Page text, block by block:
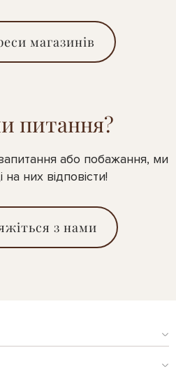
магазинів
питання?
або побажання, ми
них відповісти!
з нами